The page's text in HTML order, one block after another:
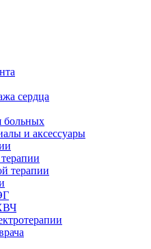
сердца
больных
и аксессуары
терапии